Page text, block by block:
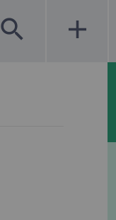
search add